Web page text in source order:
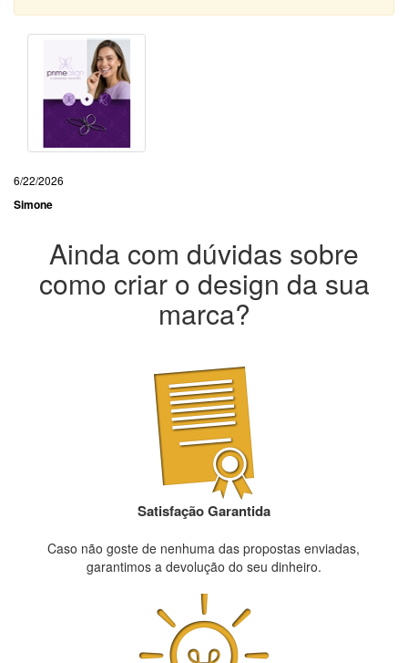
6/22/2026
Simone
Ainda com dúvidas sobre
como criar o design da sua
marca?
Satisfação Garantida
Caso não goste de nenhuma das propostas enviadas,
garantimos a devolução do seu dinheiro.